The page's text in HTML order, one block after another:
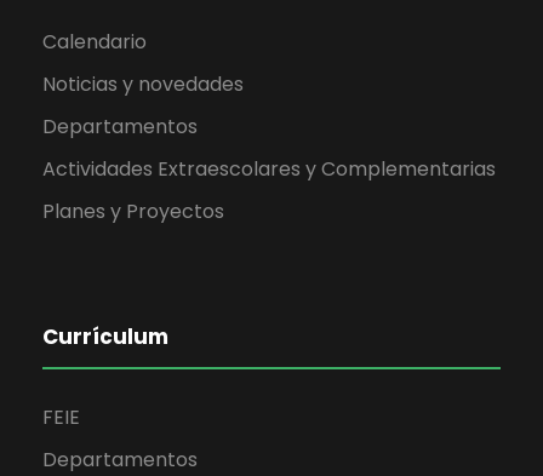
Calendario
Noticias y novedades
Departamentos
Actividades Extraescolares y Complementarias
Planes y Proyectos
Currículum
FEIE
Departamentos